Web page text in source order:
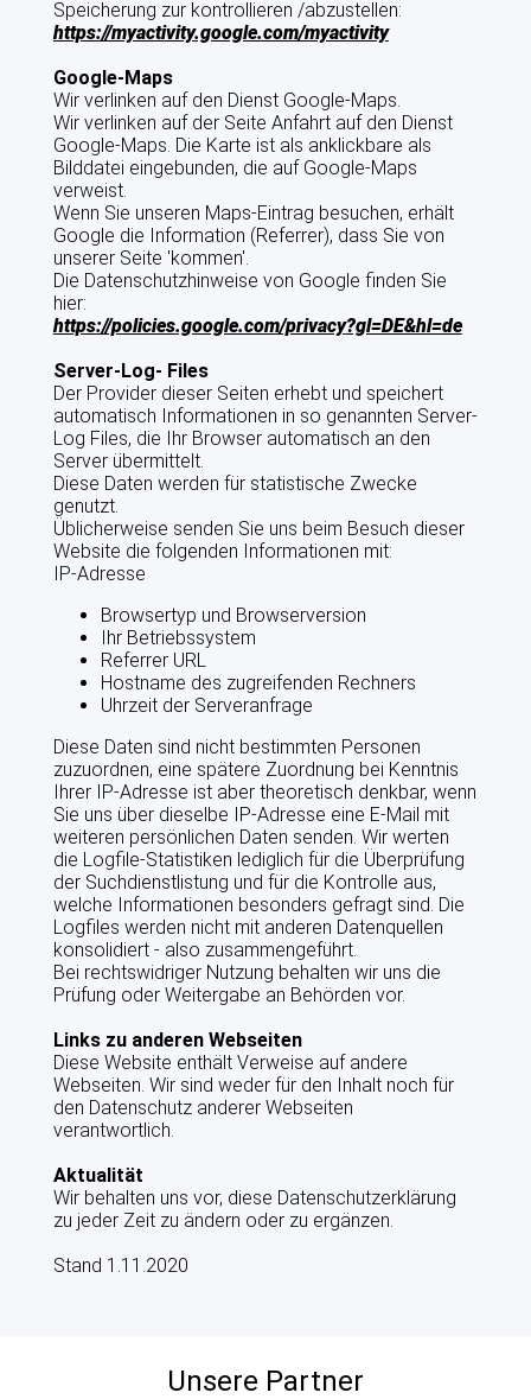
Speicherung zur kontrollieren /abzustellen:
https://myactivity.google.com/myactivity
Google-Maps
Wir verlinken auf den Dienst Google-Maps.
Wir verlinken auf der Seite Anfahrt auf den Dienst
Google-Maps. Die Karte ist als anklickbare als
Bilddatei eingebunden, die auf Google-Maps
verweist.
Wenn Sie unseren Maps-Eintrag besuchen, erhält
Google die Information (Referrer), dass Sie von
unserer Seite 'kommen'.
Die Datenschutzhinweise von Google finden Sie
hier:
https://policies.google.com/privacy?gl=DE&hl=de
Server-Log- Files
Der Provider dieser Seiten erhebt und speichert
automatisch Informationen in so genannten Server-
Log Files, die Ihr Browser automatisch an den
Server übermittelt.
Diese Daten werden für statistische Zwecke
genutzt.
Üblicherweise senden Sie uns beim Besuch dieser
Website die folgenden Informationen mit:
IP-Adresse
Browsertyp und Browserversion
Ihr Betriebssystem
Referrer URL
Hostname des zugreifenden Rechners
Uhrzeit der Serveranfrage
Diese Daten sind nicht bestimmten Personen
zuzuordnen, eine spätere Zuordnung bei Kenntnis
Ihrer IP-Adresse ist aber theoretisch denkbar, wenn
Sie uns über dieselbe IP-Adresse eine E-Mail mit
weiteren persönlichen Daten senden. Wir werten
die Logfile-Statistiken lediglich für die Überprüfung
der Suchdienstlistung und für die Kontrolle aus,
welche Informationen besonders gefragt sind. Die
Logfiles werden nicht mit anderen Datenquellen
konsolidiert - also zusammengeführt.
Bei rechtswidriger Nutzung behalten wir uns die
Prüfung oder Weitergabe an Behörden vor.
Links zu anderen Webseiten
Diese Website enthält Verweise auf andere
Webseiten. Wir sind weder für den Inhalt noch für
den Datenschutz anderer Webseiten
verantwortlich.
Aktualität
Wir behalten uns vor, diese Datenschutzerklärung
zu jeder Zeit zu ändern oder zu ergänzen.
Stand 1.11.2020
Unsere Partner